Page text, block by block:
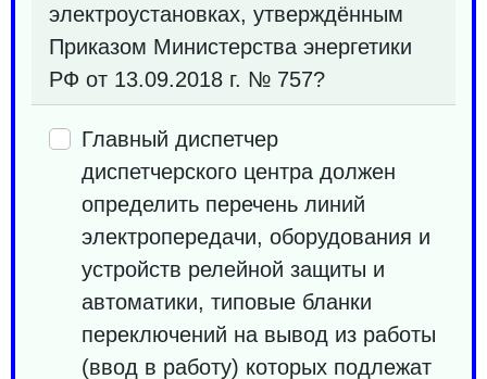
электроустановках, утверждённым
Приказом Министерства энергетики
РФ от 13.09.2018 г. № 757?
Главный диспетчер
диспетчерского центра должен
определить перечень линий
электропередачи, оборудования и
устройств релейной защиты и
автоматики, типовые бланки
переключений на вывод из работы
(ввод в работу) которых подлежат